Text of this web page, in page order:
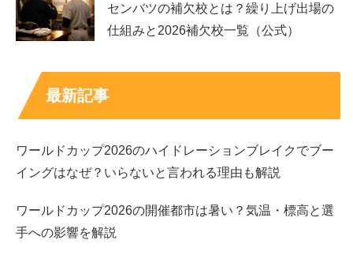
バチェラー6での注目ポイント！小田美夢
『バチェラー・ジャパン』は、外見の魅力だけでなく、内
面や価値観、恋愛観が試される番組です。
るのか、多くの視聴者が注目しています。
センバツの補欠校とは？繰り上げ出場の
仕組みと2026補欠校一覧（公式）
最新記事
ワールドカップ2026のハイドレーションブレイクでブー
イングはなぜ？いらないと言われる理由も解説
ワールドカップ2026の開催都市は暑い？気温・標高と選
手への影響を解説